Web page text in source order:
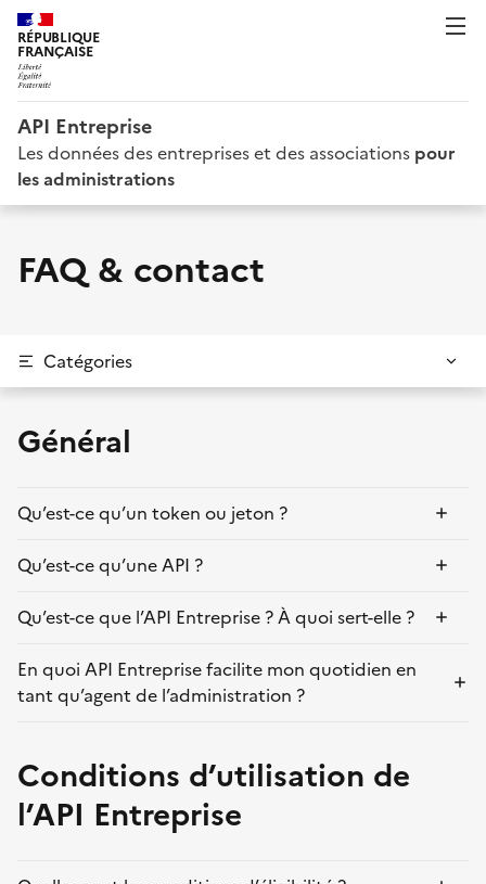
RÉPUBLIQUE
FRANÇAISE
API Entreprise
Les données des entreprises et des associations pour
les administrations
FAQ & contact
Catégories
Général
Qu’est-ce qu’un token ou jeton ?
Qu’est-ce qu’une API ?
Qu’est-ce que l’API Entreprise ? À quoi sert-elle ?
En quoi API Entreprise facilite mon quotidien en
tant qu’agent de l’administration ?
Conditions d’utilisation de
l’API Entreprise